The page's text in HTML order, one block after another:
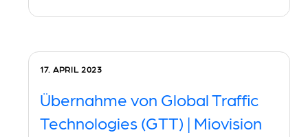
17. APRIL 2023
Übernahme von Global Traffic
Technologies (GTT) | Miovision